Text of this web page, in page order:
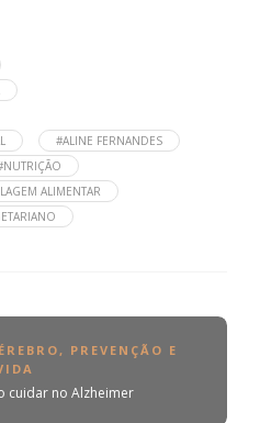
#ALINE FERNANDES
ALIMENTAR
, PREVENÇÃO E
cuidar no Alzheimer